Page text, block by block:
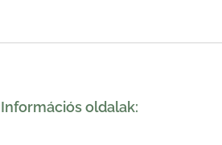
Információs oldalak: